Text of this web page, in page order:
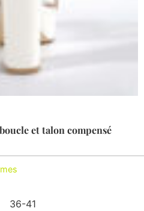
et talon compensé
36-41